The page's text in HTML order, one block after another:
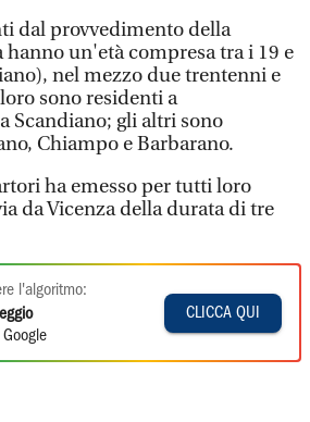
dal provvedimento della
hanno un'età compresa tra i 19 e
nel mezzo due trentenni e
sono residenti a
Scandiano; gli altri sono
Chiampo e Barbarano.
ha emesso per tutti loro
da Vicenza della durata di tre
l'algoritmo:
CLICCA QUI